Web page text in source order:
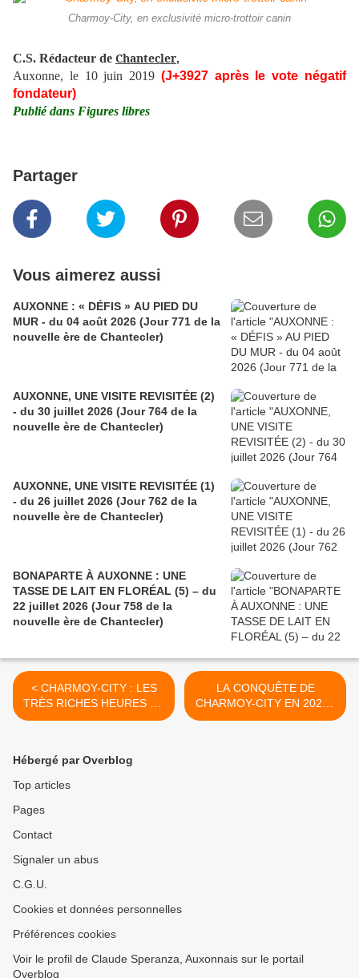
Charmoy-City, en exclusivité micro-trottoir canin
C.S. Rédacteur de Chantecler,
Auxonne, le 10 juin 2019 (J+3927 après le vote négatif
fondateur)
Publié dans Figures libres
Partager
Vous aimerez aussi
AUXONNE : « DÉFIS » AU PIED DU
MUR - du 04 août 2026 (Jour 771 de la
nouvelle ère de Chantecler)
AUXONNE, UNE VISITE REVISITÉE (2)
- du 30 juillet 2026 (Jour 764 de la
nouvelle ère de Chantecler)
AUXONNE, UNE VISITE REVISITÉE (1)
- du 26 juillet 2026 (Jour 762 de la
nouvelle ère de Chantecler)
BONAPARTE À AUXONNE : UNE
TASSE DE LAIT EN FLORÉAL (5) – du
22 juillet 2026 (Jour 758 de la
nouvelle ère de Chantecler)
< CHARMOY-CITY : LES
TRÈS RICHES HEURES DE
LA CUISINE
vote négatif fondateur)
LA CONQUÊTE DE
CHARMOY-CITY EN 2020 -
du 11 juin 2019 (J+3828
Hébergé par Overblog
Top articles
Pages
Contact
Signaler un abus
C.G.U.
Cookies et données personnelles
Préférences cookies
Voir le profil de Claude Speranza, Auxonnais sur le portail
Overblog